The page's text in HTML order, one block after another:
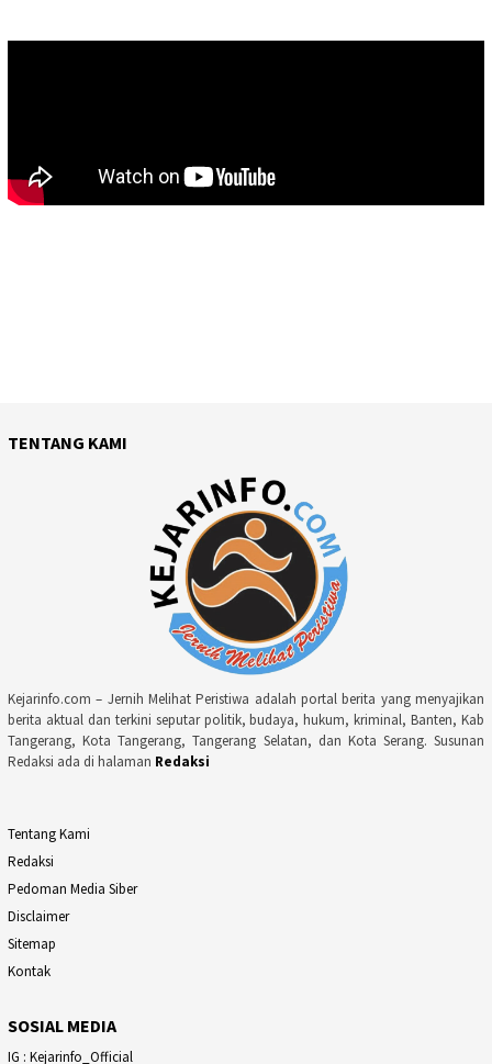
TENTANG KAMI
Kejarinfo.com – Jernih Melihat Peristiwa adalah portal berita yang menyajikan
berita aktual dan terkini seputar politik, budaya, hukum, kriminal, Banten, Kab
Tangerang, Kota Tangerang, Tangerang Selatan, dan Kota Serang. Susunan
Redaksi ada di halaman Redaksi
Tentang Kami
Redaksi
Pedoman Media Siber
Disclaimer
Sitemap
Kontak
SOSIAL MEDIA
IG : Kejarinfo_Official